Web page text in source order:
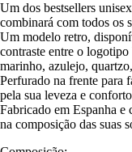
Um dos bestsellers
combinará com todos os
Um modelo retro,
contraste entre o
marinho, azulejo,
Perfurado na frente para
pela sua leveza e
Fabricado em Espanha e
na composição das suas